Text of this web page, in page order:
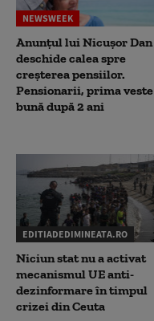
NEWSWEEK
Anunțul lui Nicușor Dan
deschide calea spre
creșterea pensiilor.
Pensionarii, prima veste
bună după 2 ani
EDITIADEDIMINEATA.RO
Niciun stat nu a activat
mecanismul UE anti-
dezinformare în timpul
crizei din Ceuta